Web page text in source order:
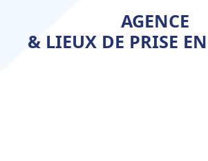
AGENCE
& LIEUX DE PRISE